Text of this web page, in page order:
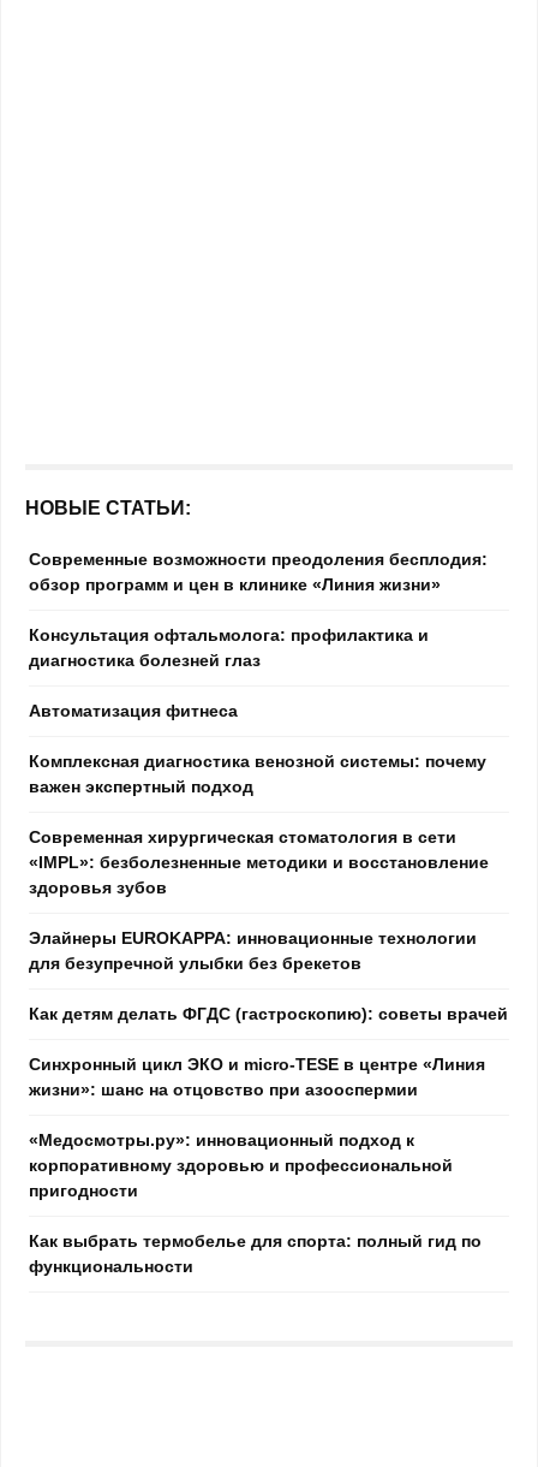
НОВЫЕ СТАТЬИ:
Современные возможности преодоления бесплодия:
обзор программ и цен в клинике «Линия жизни»
Консультация офтальмолога: профилактика и
диагностика болезней глаз
Автоматизация фитнеса
Комплексная диагностика венозной системы: почему
важен экспертный подход
Современная хирургическая стоматология в сети
«IMPL»: безболезненные методики и восстановление
здоровья зубов
Элайнеры EUROKAPPA: инновационные технологии
для безупречной улыбки без брекетов
Как детям делать ФГДС (гастроскопию): советы врачей
Синхронный цикл ЭКО и micro-TESE в центре «Линия
жизни»: шанс на отцовство при азооспермии
«Медосмотры.ру»: инновационный подход к
корпоративному здоровью и профессиональной
пригодности
Как выбрать термобелье для спорта: полный гид по
функциональности